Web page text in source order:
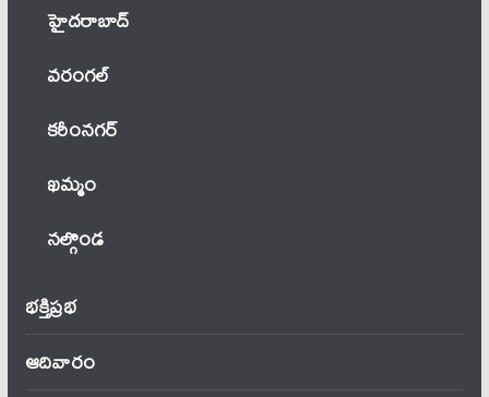
హైదరాబాద్
వ‌రంగ‌ల్
కరీంనగర్
ఖ‌మ్మం
నల్గొండ
భక్తిప్రభ
ఆదివారం